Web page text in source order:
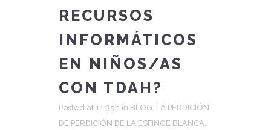
RECURSOS
INFORMÁTICOS
EN NIÑOS/AS
CON TDAH?
Posted at 11:35h in BLOG LA PERDICIÓN
DE PERDICIÓN DE LA ESFINGE BLANCA